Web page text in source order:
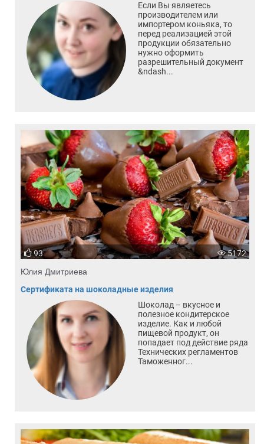
Если Вы являетесь
производителем или
импортером коньяка, то
перед реализацией этой
продукции обязательно
нужно оформить
разрешительный документ
&ndash...
93 5172
Юлия Дмитриева
Сертификата на шоколадные изделия
Шоколад – вкусное и
полезное кондитерское
изделие. Как и любой
пищевой продукт, он
попадает под действие ряда
Технических регламентов
Таможенног...